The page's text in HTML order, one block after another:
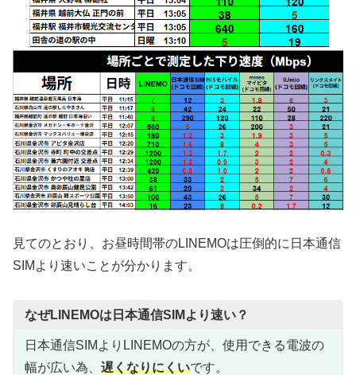
見てのとおり、お昼時間帯のLINEMOは圧倒的に日本通信
SIMより速いことが分かります。
なぜLINEMOは日本通信SIMより速い？
日本通信SIMよりLINEMOの方が、使用できる電波の
幅が広い為、 遅くなりにくいです。